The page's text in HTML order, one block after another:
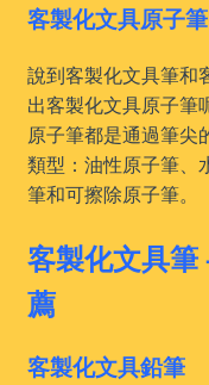
客製化文具原子筆
說到客製化文具筆和
出客製化文具原子筆
原子筆都是通過筆尖
類型：油性原子筆、
筆和可擦除原子筆。
客製化文具
薦
客製化文具鉛筆